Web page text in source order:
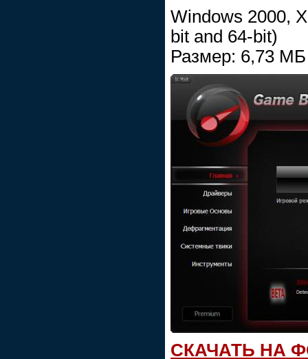
Windows 2000,
bit and 64-bit)
Размер: 6,73 МБ
СКАЧАТЬ НА